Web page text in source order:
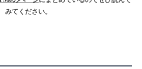
みてください。